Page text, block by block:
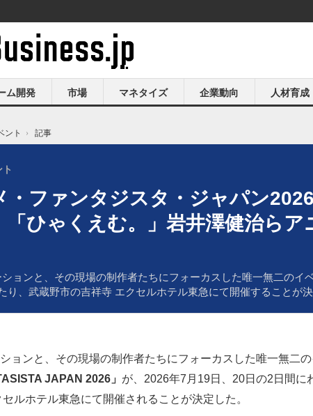
ム開発 市場 マネタイズ 企業動向 人材育成
ント › 記事
・ファンタジスタ・ジャパン
「ひゃくえむ。」岩井澤健治ら
ョンと、その現場の制作者たちにフォーカスした唯一無二のイ
り、武蔵野市の吉祥寺 エクセルホテル東急にて開催することが決
ョンと、その現場の制作者たちにフォーカスした唯一無二の
JAPAN 2026」 が、2026年7月19日、20日の2日間に
ルホテル東急にて開催されることが決定した。